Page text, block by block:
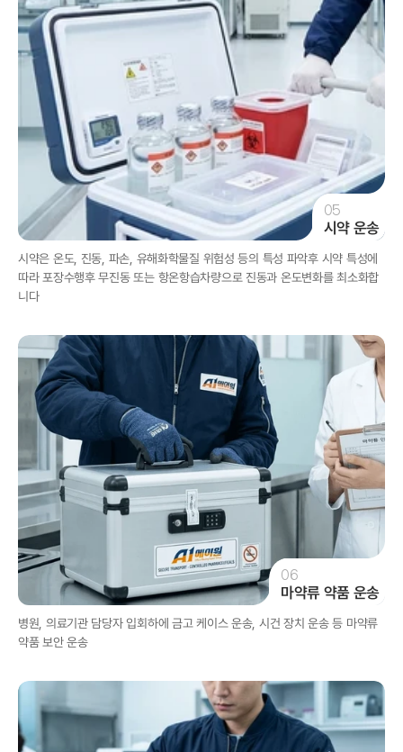
05
시약 운송
시약은 온도, 진동, 파손, 유해화학물질 위험성 등의 특성 파악후 시약 특성에
따라 포장수행후 무진동 또는 항온항습차량으로 진동과 온도변화를 최소화합
니다
06
마약류 약품 운송
병원, 의료기관 담당자 입회하에 금고 케이스 운송, 시건 장치 운송 등 마약류
약품 보안 운송